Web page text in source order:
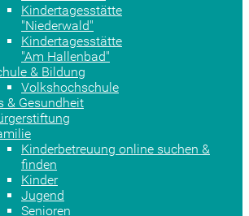
Kindertagesstätte
"Niederwald"
Kindertagesstätte
"Am Hallenbad"
& Bildung
Volkshochschule
& Gesundheit
Kinderbetreuung online suchen &
finden
Kinder
Jugend
Senioren